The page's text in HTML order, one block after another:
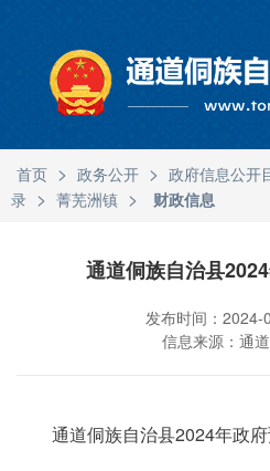
首页 > 政务公开 > 政府信息公开
录 > 菁芜洲镇 > 财政信息
通道侗族自治县
发布时间：2024-
信息来源：通
通道侗族自治县2024年政